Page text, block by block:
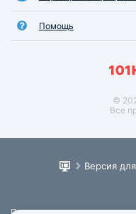
Помощь
©
Все
Версия